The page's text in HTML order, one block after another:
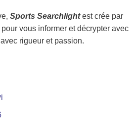
Sports Searchlightest crée par
pour vous informer et décrypter avec
rigueur et passion.